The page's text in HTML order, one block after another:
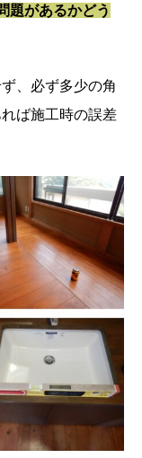
題があるかどう
、必ず多少の角
ば施工時の誤差